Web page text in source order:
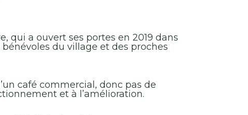
qui a ouvert ses portes en 2019 dans
du village et des proches
café commercial, donc pas de
et à l’amélioration.